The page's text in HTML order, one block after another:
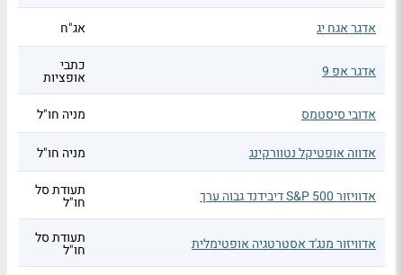
אדגר אגח יג אג"ח
אדגר אפ 9 כתבי
אופציות
אדובי סיסטמס
מניה חו"ל
אדווה אופטיקל נטוורקינג מניה חו"ל
אדוויזור S&P 500 דיבידנד גבוה ערך תעודת סל
חו"ל
אדוויזור מנג'ד אסטרטגיה אופטימלית תעודת סל
חו"ל